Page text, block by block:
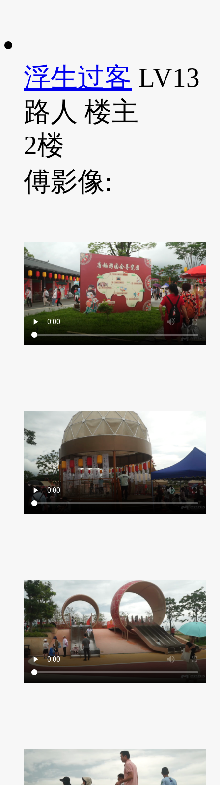
浮生过客 LV13
路人 楼主
2楼
傅影像: